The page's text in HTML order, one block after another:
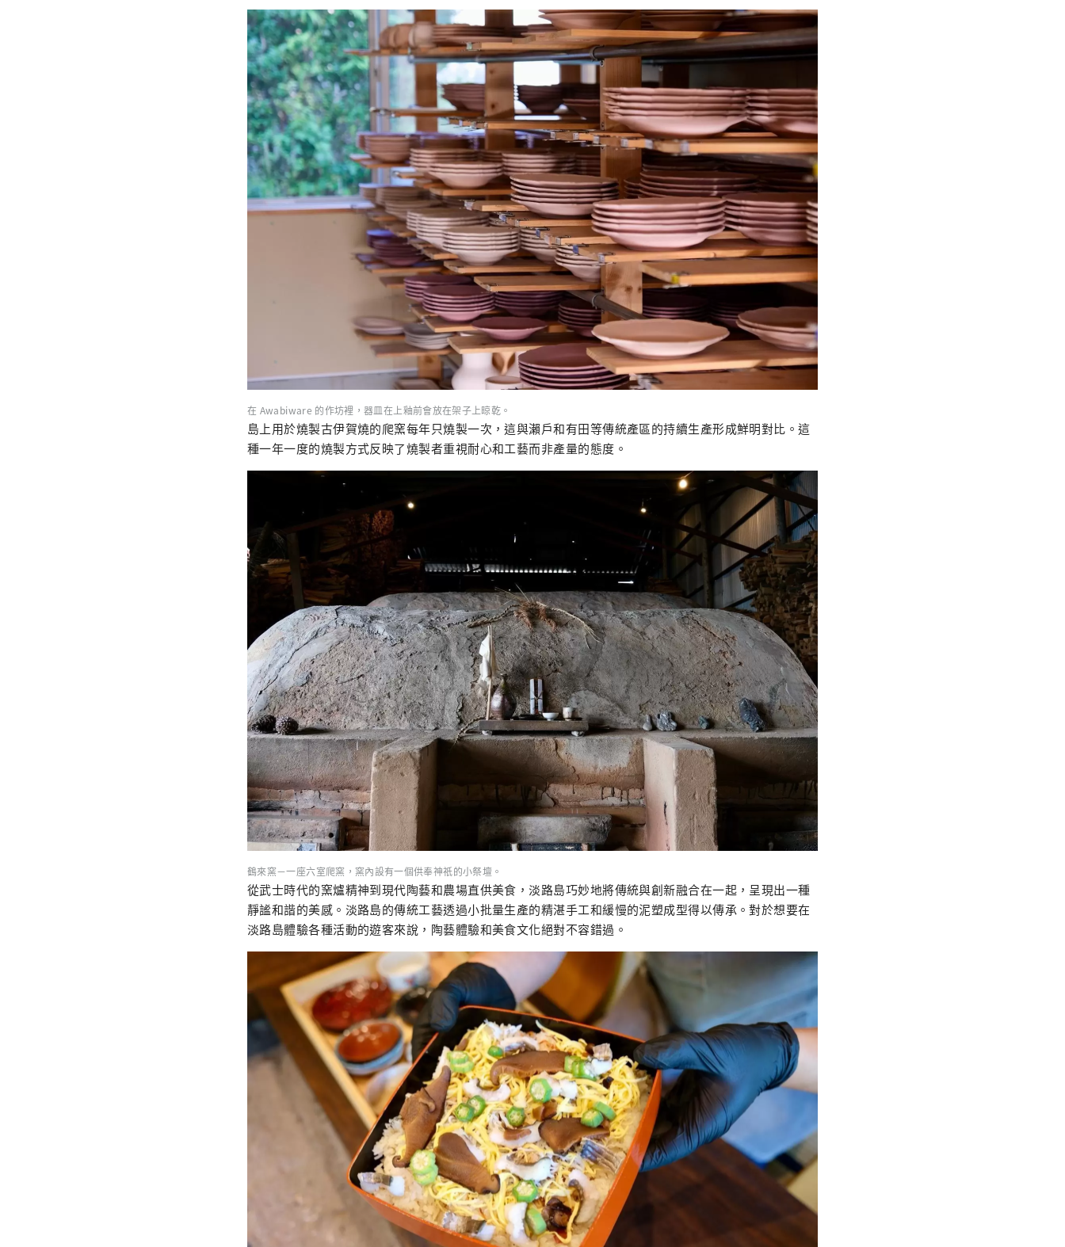
在 Awabiware 的作坊裡，器皿在上釉前會放在架子上晾乾。
島上用於燒製古伊賀燒的爬窯每年只燒製一次，這與瀨戶和有田等傳統產區的持續生產形成鮮明對比。這
種一年一度的燒製方式反映了燒製者重視耐心和工藝而非產量的態度。
鶴來窯－一座六室爬窯，窯內設有一個供奉神祇的小祭壇。
從武士時代的窯爐精神到現代陶藝和農場直供美食，淡路島巧妙地將傳統與創新融合在一起，呈現出一種
靜謐和諧的美感。淡路島的傳統工藝透過小批量生產的精湛手工和緩慢的泥塑成型得以傳承。對於想要在
淡路島體驗各種活動的遊客來說，陶藝體驗和美食文化絕對不容錯過。